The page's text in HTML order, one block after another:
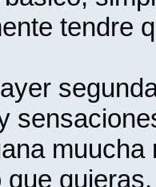
tendre
que